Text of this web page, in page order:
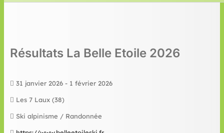
Résultats La Belle Etoile 2026
31 janvier 2026 - 1 février 2026
Les 7 Laux (38)
Ski alpinisme / Randonnée